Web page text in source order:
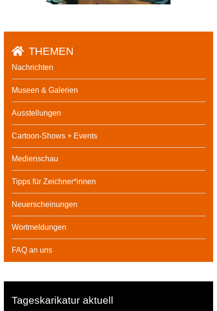
THEMEN
Nachrichten
Museen & Galerien
Ausstellungen
Cartoon-Shows + Events
Medienschau
Tipps für Zeichner*innen
Neuerscheinungen
Wortmeldungen
FAQ an uns
Tageskarikatur aktuell